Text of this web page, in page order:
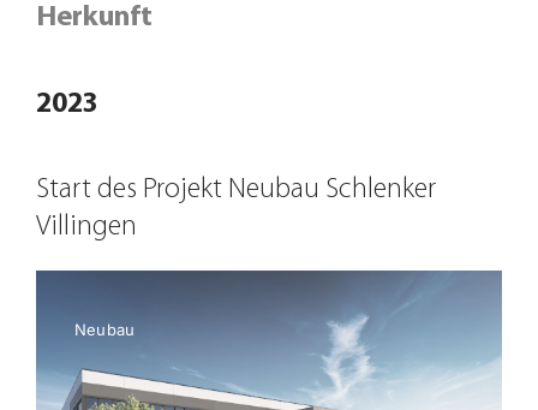
Herkunft
2023
Start des Projekt Neubau Schlenker
Villingen
Neubau